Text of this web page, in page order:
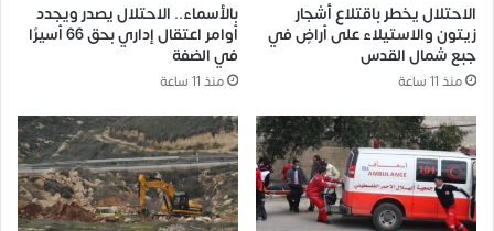
الاحتلال يخطر باقتلاع أشجار
زيتون والاستيلاء على أراضٍ في
جبع شمال القدس
منذ 11 ساعة
بالأسماء.. الاحتلال يصدر ويجدد
أوامر اعتقال إداري بحق 66 أسيرًا
في الضفة
منذ 11 ساعة